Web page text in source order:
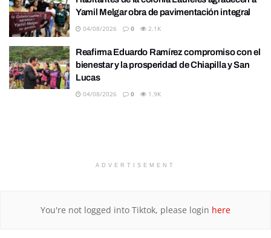
Yamil Melgar obra de pavimentación integral
04/08/2026 0 2.1K
Reafirma Eduardo Ramírez compromiso con el
bienestar y la prosperidad de Chiapilla y San
Lucas
04/08/2026 0 1.9K
ADVERTISEMENT
You're not logged into Tiktok, please login here